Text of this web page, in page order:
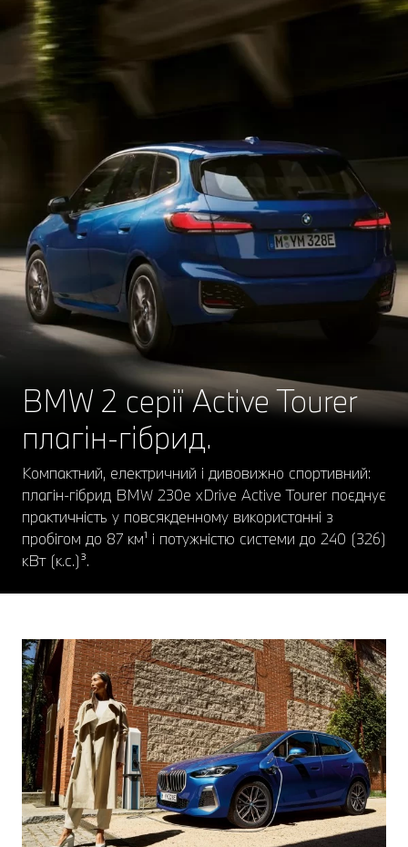
BMW 2 серії Active Tourer
плагін-гібрид.
Компактний, електричний і дивовижно спортивний:
плагін-гібрид BMW 230e xDrive Active Tourer поєднує
практичність у повсякденному використанні з
пробігом до 87 км¹ і потужністю системи до 240 (326)
кВт (к.с.)³.